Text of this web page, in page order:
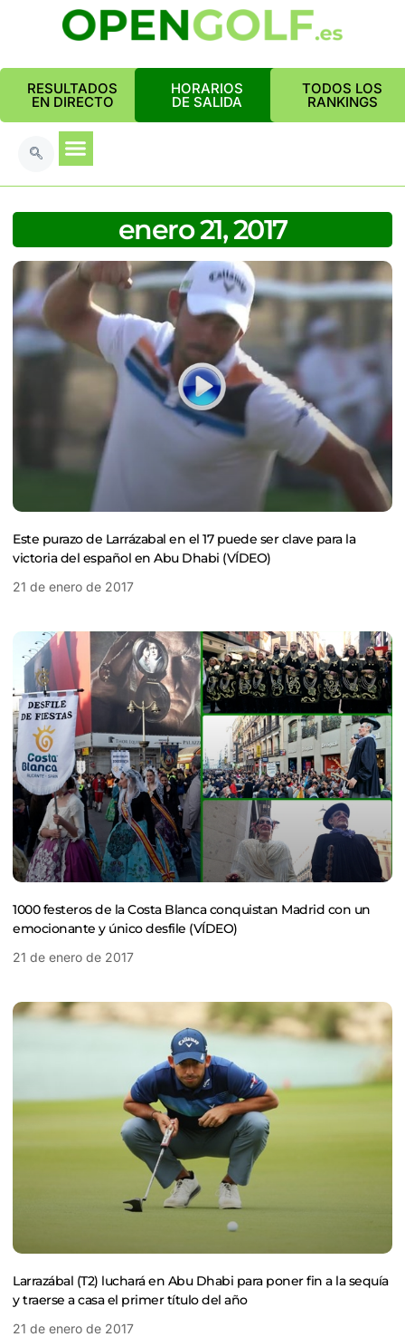
RESULTADOS
EN DIRECTO
HORARIOS
DE SALIDA
TODOS LOS
RANKINGS
enero 21, 2017
Este purazo de Larrázabal en el 17 puede ser clave para la
victoria del español en Abu Dhabi (VÍDEO)
21 de enero de 2017
1000 festeros de la Costa Blanca conquistan Madrid con un
emocionante y único desfile (VÍDEO)
21 de enero de 2017
Larrazábal (T2) luchará en Abu Dhabi para poner fin a la sequía
y traerse a casa el primer título del año
21 de enero de 2017